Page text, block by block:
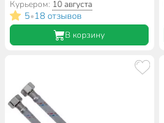
Курьером: 10 августа
5•18 отзывов
В корзину